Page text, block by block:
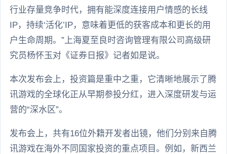
行业存量竞争时代，拥有能深度连接用户情感的长线
IP，持续‘活化’IP，意味着更低的获客成本和更长的用
户生命周期。”上海夏至良时咨询管理有限公司高级研
究员杨怀玉对《证券日报》记者如是说。
本次发布会上，投资篇是重中之重，它清晰地展示了腾
讯游戏的全球化正从早期参投分红，进入深度研发与运
营的“深水区”。
发布会上，共有16位外籍开发者出镜，他们分别来自腾
讯游戏在海外不同国家投资的重点项目。例如，新西兰